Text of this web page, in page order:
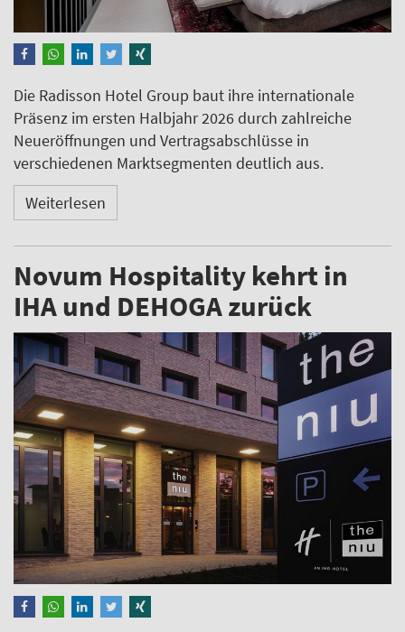
Die Radisson Hotel Group baut ihre internationale
Präsenz im ersten Halbjahr 2026 durch zahlreiche
Neueröffnungen und Vertragsabschlüsse in
verschiedenen Marktsegmenten deutlich aus.
Weiterlesen
Novum Hospitality kehrt in
IHA und DEHOGA zurück